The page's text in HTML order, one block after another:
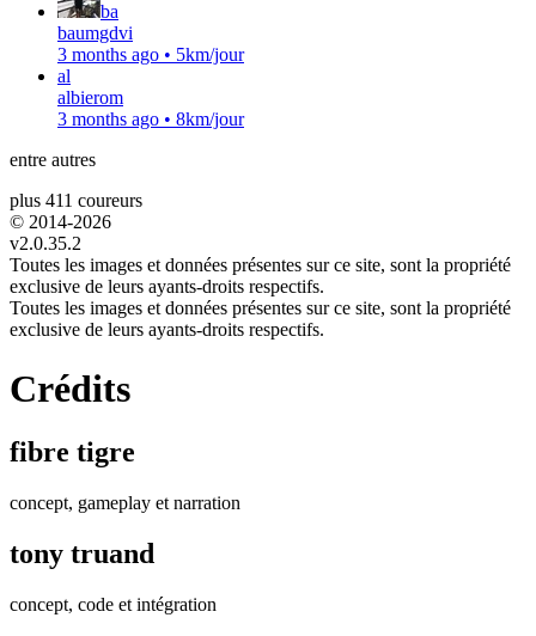
ba
baumgdvi
3 months ago • 5km/jour
al
albierom
3 months ago • 8km/jour
entre autres
plus 411 coureurs
© 2014-2026
v2.0.35.2
Toutes les images et données présentes sur ce site, sont la propriété
exclusive de leurs ayants-droits respectifs.
Toutes les images et données présentes sur ce site, sont la propriété
exclusive de leurs ayants-droits respectifs.
Crédits
fibre tigre
concept, gameplay et narration
tony truand
concept, code et intégration